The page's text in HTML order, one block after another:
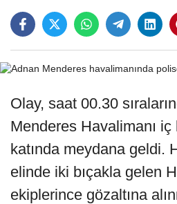
Olay, saat 00.30
Menderes Havalimanı
katında meydana geldi.
elinde iki bıçakla gelen
ekiplerince gözaltına